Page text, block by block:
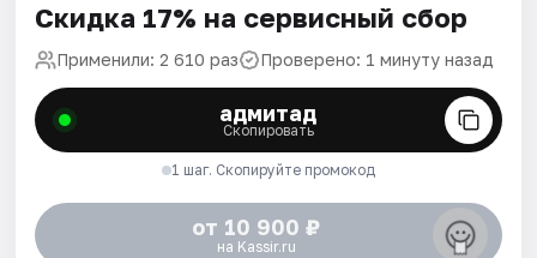
Скидка 17% на сервисный сбор
Применили: 2 610 раз Проверено: 1 минуту назад
адмитад
Скопировать
1 шаг. Скопируйте промокод
от 10 900 ₽
на Kassir.ru